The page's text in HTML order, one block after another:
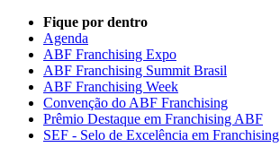
Fique por dentro
Agenda
ABF Franchising Expo
ABF Franchising Summit Brasil
ABF Franchising Week
Convenção do ABF Franchising
Prêmio Destaque em Franchising ABF
SEF - Selo de Excelência em Franchising